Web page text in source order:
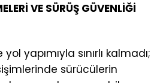
VE SÜRÜŞ GÜVENLİĞİ
yapımıyla sınırlı kalmadı;
sürücülerin